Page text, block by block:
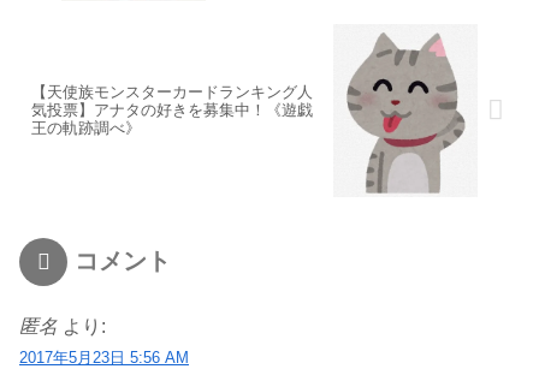
【天使族モンスターカードランキング人
気投票】アナタの好きを募集中！《遊戯
王の軌跡調べ》
コメント
匿名 より:
2017年5月23日 5:56 AM